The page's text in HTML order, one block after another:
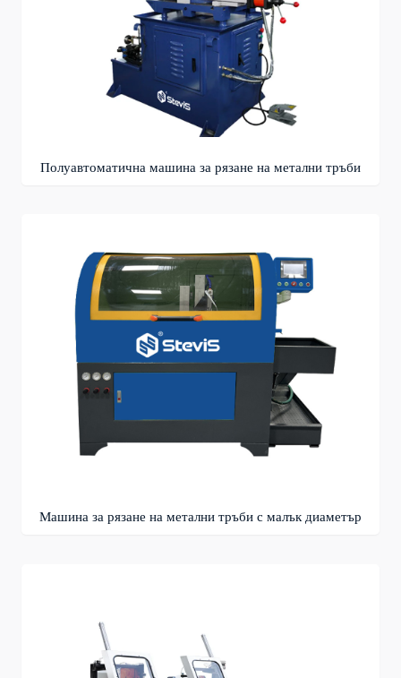
Полуавтоматична машина за рязане на метални тръби
Машина за рязане на метални тръби с малък диаметър